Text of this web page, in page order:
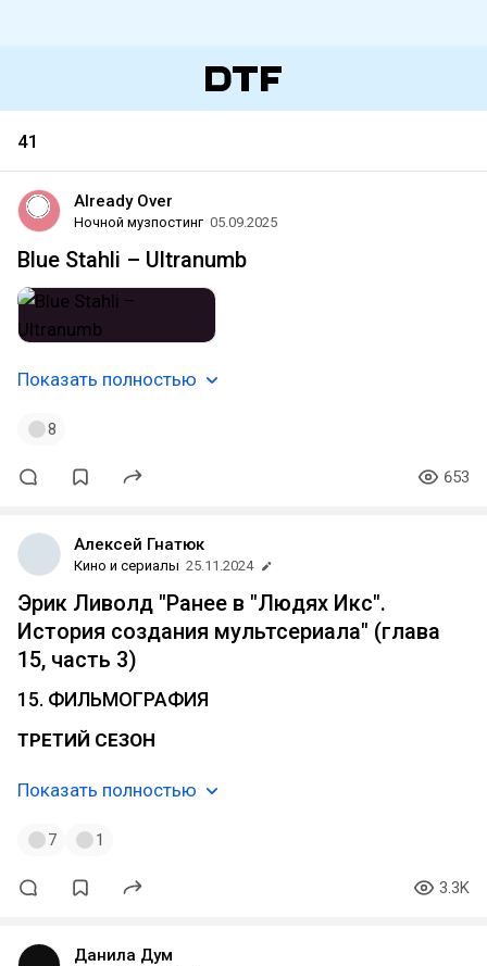
41
Already Over
Ночной музпостинг 05.09.2025
Blue Stahli – Ultranumb
Показать полностью
8
653
Алексей Гнатюк
Кино и сериалы 25.11.2024
Эрик Ливолд "Ранее в "Людях Икс".
История создания мультсериала" (глава
15, часть 3)
15. ФИЛЬМОГРАФИЯ
ТРЕТИЙ СЕЗОН
Показать полностью
7 1
3.3K
Данила Дум